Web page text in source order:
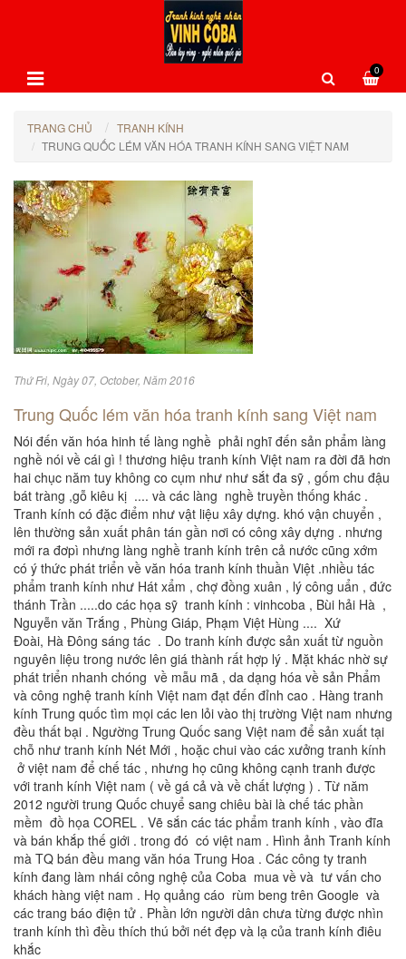
0
TRANG CHỦ
TRANH KÍNH
TRUNG QUỐC LÉM VĂN HÓA TRANH KÍNH SANG VIỆT NAM
Thứ Fri, Ngày 07, October, Năm 2016
Trung Quốc lém văn hóa tranh kính sang Việt nam
Nói đến văn hóa hinh tế làng nghề phải nghĩ đến sản phẩm làng
nghề nói về cái gì ! thương hiệu tranh kính Việt nam ra đời đã hơn
hai chục năm tuy không co cụm như như sắt đa sỹ , gốm chu đậu
bát tràng ,gỗ kiêu kị .... và các làng nghề truyền thống khác .
Tranh kính có đặc điểm như vật liệu xây dựng. khó vận chuyển ,
lên thường sản xuất phân tán gần nơi có công xây dựng . nhưng
mới ra đơpì nhưng làng nghề tranh kính trên cả nước cũng xớm
có ý thức phát triển về văn hóa tranh kính thuần Việt .nhiều tác
phẩm tranh kính như Hát xẩm , chợ đồng xuân , lý công uẩn , đức
thánh Trần .....do các họa sỹ tranh kính : vinhcoba , Bùi hải Hà ,
Nguyễn văn Trắng , Phùng Giáp, Phạm Việt Hùng .... Xứ
Đoài, Hà Đông sáng tác . Do tranh kính được sản xuất từ nguồn
nguyên liệu trong nước lên giá thành rất hợp lý . Mặt khác nhờ sự
phát triển nhanh chóng về mẫu mã , da dạng hóa về sản Phẩm
và công nghệ tranh kính Việt nam đạt đến đỉnh cao . Hàng tranh
kính Trung quốc tìm mọi các len lỏi vào thị trường Việt nam nhưng
đều thất bại . Ngường Trung Quốc sang Việt nam để sản xuất tại
chỗ như tranh kính Nét Mới , hoặc chui vào các xưởng tranh kính
ở việt nam để chế tác , nhưng họ cũng không cạnh tranh được
với tranh kính Việt nam ( về gá cả và về chất lượng ) . Từ năm
2012 người trung Quốc chuyể sang chiêu bài là chế tác phần
mềm đồ họa COREL . Vẽ sắn các tác phẩm tranh kính , vào đĩa
và bán khắp thế giới . trong đó có việt nam . Hình ảnh Tranh kính
mà TQ bán đều mang văn hóa Trung Hoa . Các công ty tranh
kính đang làm nhái công nghệ của Coba mua về và tư vấn cho
khách hàng việt nam . Họ quảng cáo rùm beng trên Google và
các trang báo điện tử . Phần lớn người dân chưa từng được nhìn
tranh kính thì đều thích thú bởi nét đẹp và lạ của tranh kính điêu
khắc